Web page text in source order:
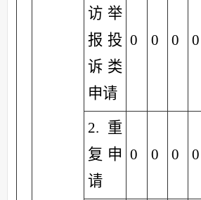
访举
报投
诉类
申请
0 0 0 0
2.重
复申
请
0 0 0 0